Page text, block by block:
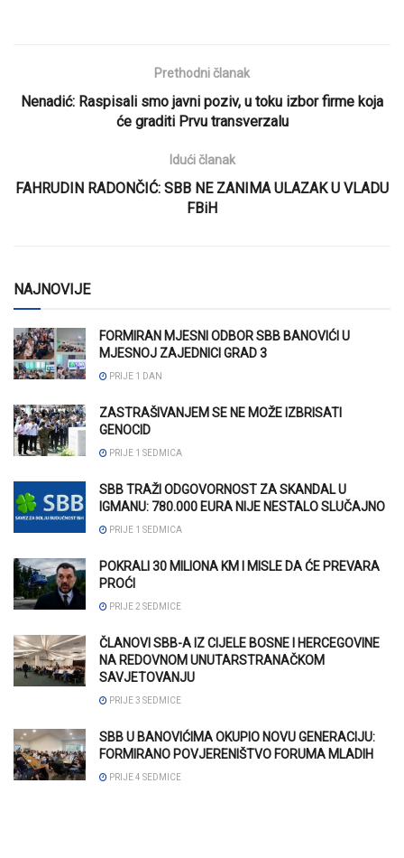
Prethodni članak
Nenadić: Raspisali smo javni poziv, u toku izbor firme koja
će graditi Prvu transverzalu
Idući članak
FAHRUDIN RADONČIĆ: SBB NE ZANIMA ULAZAK U VLADU
FBiH
NAJNOVIJE
FORMIRAN MJESNI ODBOR SBB BANOVIĆI U
MJESNOJ ZAJEDNICI GRAD 3
PRIJE 1 DAN
ZASTRAŠIVANJEM SE NE MOŽE IZBRISATI
GENOCID
PRIJE 1 SEDMICA
SBB TRAŽI ODGOVORNOST ZA SKANDAL U
IGMANU: 780.000 EURA NIJE NESTALO SLUČAJNO
PRIJE 1 SEDMICA
POKRALI 30 MILIONA KM I MISLE DA ĆE PREVARA
PROĆI
PRIJE 2 SEDMICE
ČLANOVI SBB-A IZ CIJELE BOSNE I HERCEGOVINE
NA REDOVNOM UNUTARSTRANAČKOM
SAVJETOVANJU
PRIJE 3 SEDMICE
SBB U BANOVIĆIMA OKUPIO NOVU GENERACIJU:
FORMIRANO POVJERENIŠTVO FORUMA MLADIH
PRIJE 4 SEDMICE